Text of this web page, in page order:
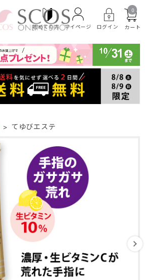
初めての方 マイページ ログイン
0
カート
てゆびエステ